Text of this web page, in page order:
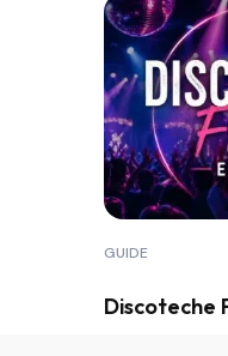
GUIDE
Discoteche